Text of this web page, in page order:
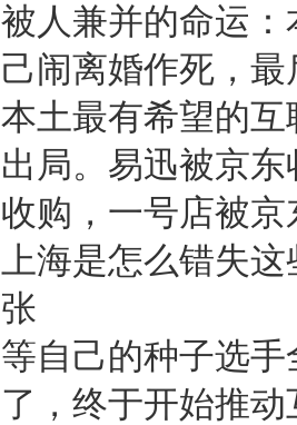
被人兼并的命运
己闹离婚作死，
本土最有希望的
出局。易迅被京
收购，一号店被京
上海是怎么错失
张
等自己的种子选
了，终于开始推